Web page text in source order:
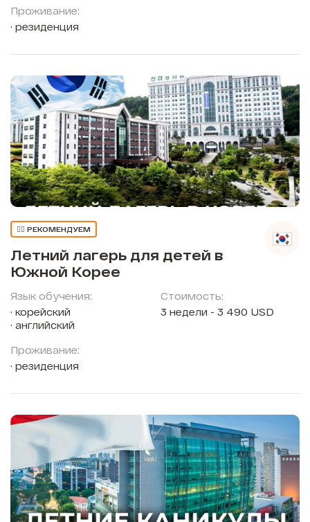
Проживание:
резиденция
👍🏼 РЕКОМЕНДУЕМ
Летний лагерь для детей в
Южной Корее
Язык обучения:
корейский
английский
Проживание:
резиденция
Стоимость:
3 недели - 3 490 USD